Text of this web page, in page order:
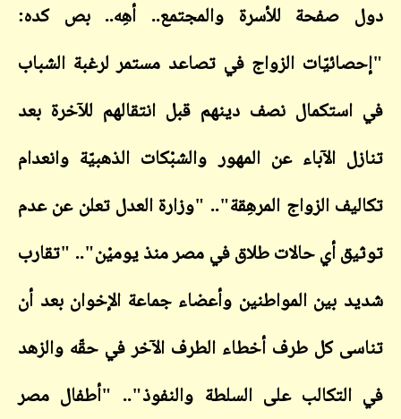
دول صفحة للأسرة والمجتمع.. أهِه.. بص كده:
"إحصائيّات الزواج في تصاعد مستمر لرغبة الشباب
في استكمال نصف دينهم قبل انتقالهم للآخرة بعد
تنازل الآباء عن المهور والشبْكات الذهبيّة وانعدام
تكاليف الزواج المرهِقة".. "وزارة العدل تعلن عن عدم
توثيق أي حالات طلاق في مصر منذ يوميْن".. "تقارب
شديد بين المواطنين وأعضاء جماعة الإخوان بعد أن
تناسى كل طرف أخطاء الطرف الآخر في حقّه والزهد
في التكالب على السلطة والنفوذ".. "أطفال مصر